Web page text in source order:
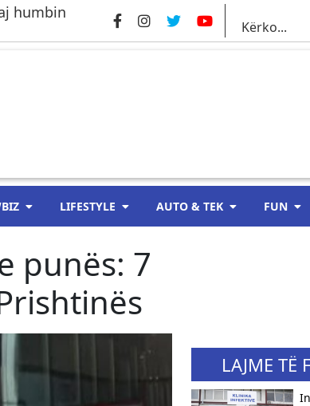
humbin
LIFESTYLE AUTO & TEK FUN
punës: 7
LAJME TË